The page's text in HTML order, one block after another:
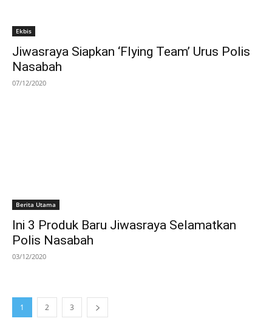
Ekbis
Jiwasraya Siapkan ‘Flying Team’ Urus Polis
Nasabah
07/12/2020
Berita Utama
Ini 3 Produk Baru Jiwasraya Selamatkan
Polis Nasabah
03/12/2020
1 2 3